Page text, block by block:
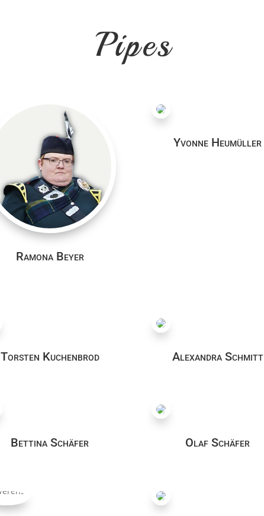
Pipes
Ramona Beyer
Yvonne Heumüller
Torsten Kuchenbrod Alexandra Schmitt
Bettina Schäfer Olaf Schäfer